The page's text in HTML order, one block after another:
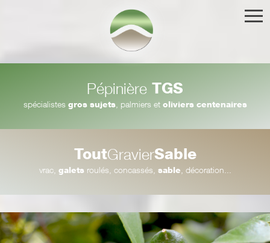
Pépinière TGS
spécialistes gros sujets, palmiers et oliviers centenaires
ToutGravierSable
vrac, galetsroulés, concassés, sable , décoration...